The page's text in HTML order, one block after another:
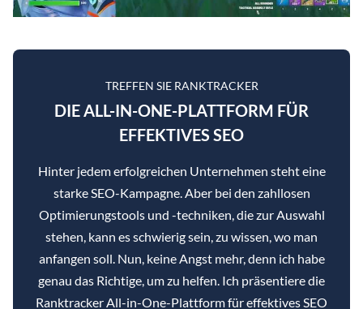
TREFFEN SIE RANKTRACKER
DIE ALL-IN-ONE-PLATTFORM FÜR
EFFEKTIVES SEO
Hinter jedem erfolgreichen Unternehmen steht eine
starke SEO-Kampagne. Aber bei den zahllosen
Optimierungstools und -techniken, die zur Auswahl
stehen, kann es schwierig sein, zu wissen, wo man
anfangen soll. Nun, keine Angst mehr, denn ich habe
genau das Richtige, um zu helfen. Ich präsentiere die
Ranktracker All-in-One-Plattform für effektives SEO